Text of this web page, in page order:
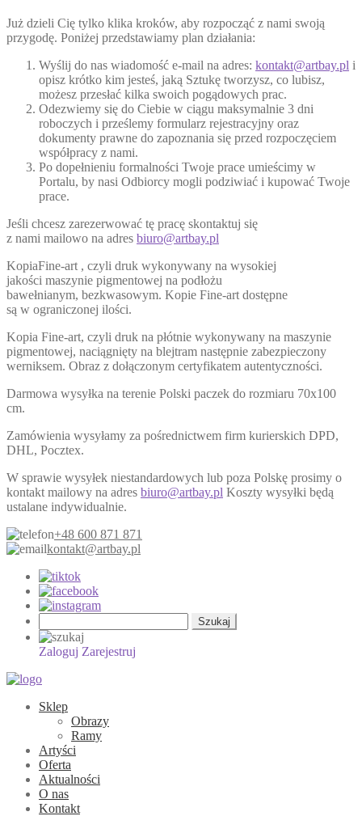
Już dzieli Cię tylko klika kroków, aby rozpocząć z nami swoją
przygodę. Poniżej przedstawiamy plan działania:
Wyślij do nas wiadomość e-mail na adres: kontakt@artbay.pl i
opisz krótko kim jesteś, jaką Sztukę tworzysz, co lubisz,
możesz przesłać kilka swoich pogądowych prac.
Odezwiemy się do Ciebie w ciągu maksymalnie 3 dni
roboczych i prześlemy formularz rejestracyjny oraz
dokumenty prawne do zapoznania się przed rozpoczęciem
współpracy z nami.
Po dopełnieniu formalności Twoje prace umieścimy w
Portalu, by nasi Odbiorcy mogli podziwiać i kupować Twoje
prace.
Jeśli chcesz zarezerwować tę pracę skontaktuj się
z nami mailowo na adres biuro@artbay.pl
KopiaFine-art , czyli druk wykonywany na wysokiej
jakości maszynie pigmentowej na podłożu
bawełnianym, bezkwasowym. Kopie Fine-art dostępne
są w ograniczonej ilości.
Kopia Fine-art, czyli druk na płótnie wykonywany na maszynie
pigmentowej, naciągnięty na blejtram następnie zabezpieczony
werniksem. Obraz z dołączonym certyfikatem autentyczności.
Darmowa wysyłka na terenie Polski paczek do rozmiaru 70x100
cm.
Zamówienia wysyłamy za pośrednictwem firm kurierskich DPD,
DHL, Pocztex.
W sprawie wysyłek niestandardowych lub poza Polskę prosimy o
kontakt mailowy na adres biuro@artbay.pl Koszty wysyłki będą
ustalane indywidualnie.
+48 600 871 871
kontakt@artbay.pl
Zaloguj Zarejestruj
Sklep
Obrazy
Ramy
Artyści
Oferta
Aktualności
O nas
Kontakt